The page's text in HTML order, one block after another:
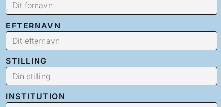
EFTERNAVN
STILLING
INSTITUTION